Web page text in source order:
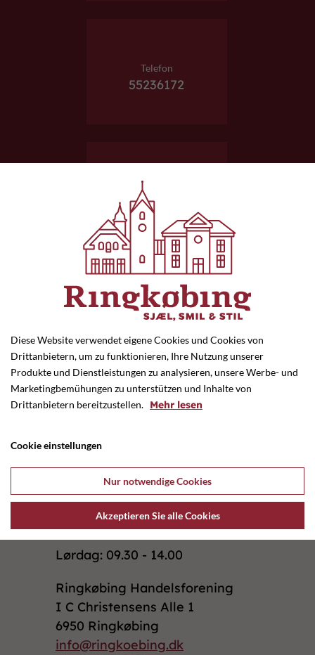
Telefon
55236172
E-mail
info@fixbydrive.dk
Hjemmeside
Forrige butik
Mandag - Torsdag: 10.00 - 17.30
Fredag: 10.00 - 18.00
Lørdag: 09.30 - 14.00
Ringkøbing Handelsforening
I C Christensens Alle 1
6950 Ringkøbing
info@ringkoebing.dk
Diese Website verwendet eigene Cookies und Cookies von
Drittanbietern, um zu funktionieren, Ihre Nutzung unserer
Produkte und Dienstleistungen zu analysieren, unsere Werbe- und
Marketingbemühungen zu unterstützen und Inhalte von
Drittanbietern bereitzustellen. Mehr lesen
Cookie einstellungen
Nur notwendige Cookies
Akzeptieren Sie alle Cookies